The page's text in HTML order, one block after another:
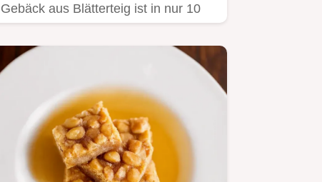
Gebäck aus Blätterteig ist in nur 10